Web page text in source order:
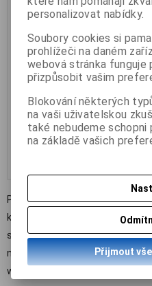
FIXED Opus pro Xiaomi
Mi A3, černé
249 Kč
Podle zákona o evidenci tržeb
kupujícímu účtenku. Zároveň je
správce daně on-line; v případě
nejpozději do 48 hodin. ©1999-
www.fotomobil.cz, Všechna
personalizovat nabídky.
Soubory cookies si
prohlížeči na daném
webová stránka funguje
přizpůsobit vašim
Blokování některých
na vaši uživatelskou
také nebudeme
na základě vašich
Přijmout